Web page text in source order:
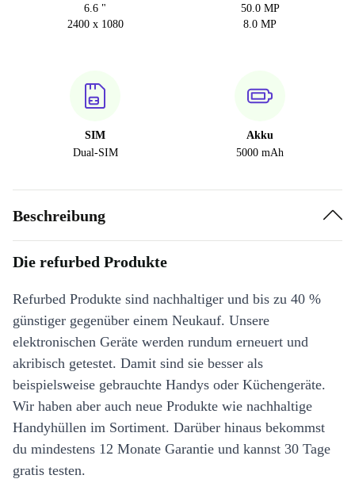
6.6 "
2400 x 1080
50.0 MP
8.0 MP
SIM
Dual-SIM
Akku
5000 mAh
Beschreibung
Die refurbed Produkte
Refurbed Produkte sind nachhaltiger und bis zu 40 %
günstiger gegenüber einem Neukauf. Unsere
elektronischen Geräte werden rundum erneuert und
akribisch getestet. Damit sind sie besser als
beispielsweise gebrauchte Handys oder Küchengeräte.
Wir haben aber auch neue Produkte wie nachhaltige
Handyhüllen im Sortiment. Darüber hinaus bekommst
du mindestens 12 Monate Garantie und kannst 30 Tage
gratis testen.